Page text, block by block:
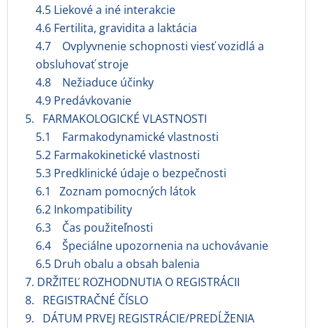
4.5 Liekové a iné interakcie
4.6 Fertilita, gravidita a laktácia
4.7 Ovplyvnenie schopnosti viesť vozidlá a
obsluhovať stroje
4.8 Nežiaduce účinky
4.9 Predávkovanie
5. FARMAKOLOGICKÉ VLASTNOSTI
5.1 Farmakodynamické vlastnosti
5.2 Farmakokinetické vlastnosti
5.3 Predklinické údaje o bezpečnosti
6.1 Zoznam pomocných látok
6.2 Inkompatibility
6.3 Čas použiteľnosti
6.4 Špeciálne upozornenia na uchovávanie
6.5 Druh obalu a obsah balenia
7. DRŽITEĽ ROZHODNUTIA O REGISTRÁCII
8. REGISTRAČNÉ ČÍSLO
9. DÁTUM PRVEJ REGISTRÁCIE/PREDĹŽENIA